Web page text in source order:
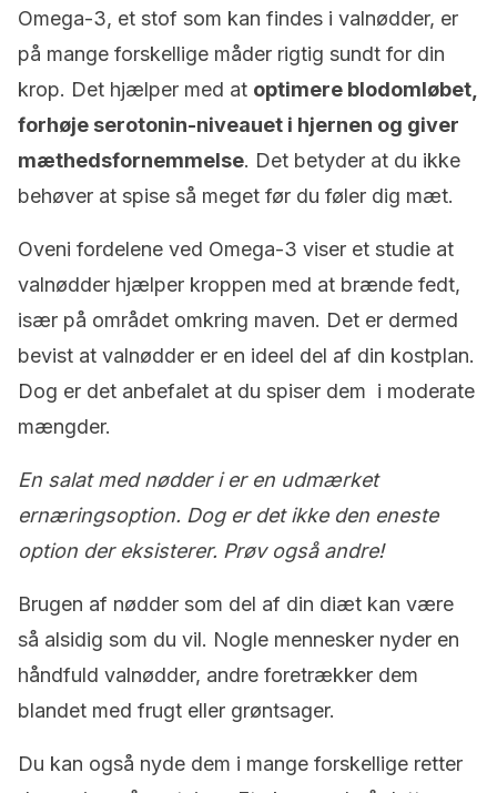
Omega-3, et stof som kan findes i valnødder, er
på mange forskellige måder rigtig sundt for din
krop. Det hjælper med at optimere blodomløbet,
forhøje serotonin-niveauet i hjernen og giver
mæthedsfornemmelse. Det betyder at du ikke
behøver at spise så meget før du føler dig mæt.
Oveni fordelene ved Omega-3 viser et studie at
valnødder hjælper kroppen med at brænde fedt,
især på området omkring maven. Det er dermed
bevist at valnødder er en ideel del af din kostplan.
Dog er det anbefalet at du spiser dem i moderate
mængder.
En salat med nødder i er en udmærket
ernæringsoption. Dog er det ikke den eneste
option der eksisterer. Prøv også andre!
Brugen af nødder som del af din diæt kan være
så alsidig som du vil. Nogle mennesker nyder en
håndfuld valnødder, andre foretrækker dem
blandet med frugt eller grøntsager.
Du kan også nyde dem i mange forskellige retter